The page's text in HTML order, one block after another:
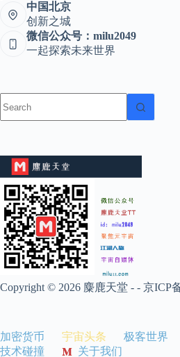
中国北京
创新之城
微信公众号：milu2049
一起探索未来世界
Copyright © 2026 麋鹿天堂 - - 京ICP
加密货币 宇宙头条 极客世界
技术碰撞
关于我们